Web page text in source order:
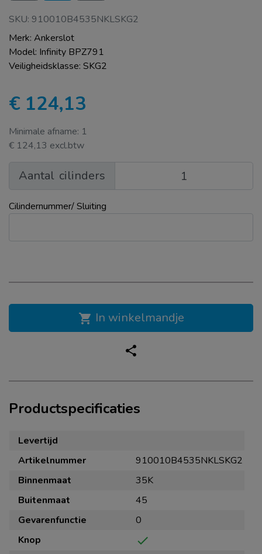
Productspecificaties
Levertijd
Artikelnummer
910010B4535NKLSKG2
Binnenmaat
35K
Buitenmaat
45
Gevarenfunctie
0
Knop
check
SKU: 910010B4535NKLSKG2
Merk: Ankerslot
Model: Infinity BPZ791
Veiligheidsklasse: SKG2
€ 124,13
Minimale afname: 1
€ 124,13 excl.btw
Aantal cilinders
Cilindernummer/ Sluiting
shopping_cart In winkelmandje
share